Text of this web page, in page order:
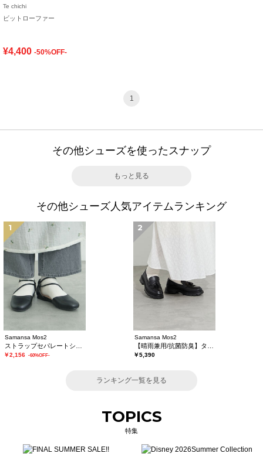
Te chichi
ビットローファー
¥4,400 -50%OFF-
1
その他シューズを使ったスナップ
もっと見る
その他シューズ人気アイテムランキング
1
Samansa Mos2
￥2,156 -60%OFF-
2
Samansa Mos2
￥5,390
ランキング一覧を見る
TOPICS
特集